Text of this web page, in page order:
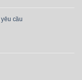
cầu